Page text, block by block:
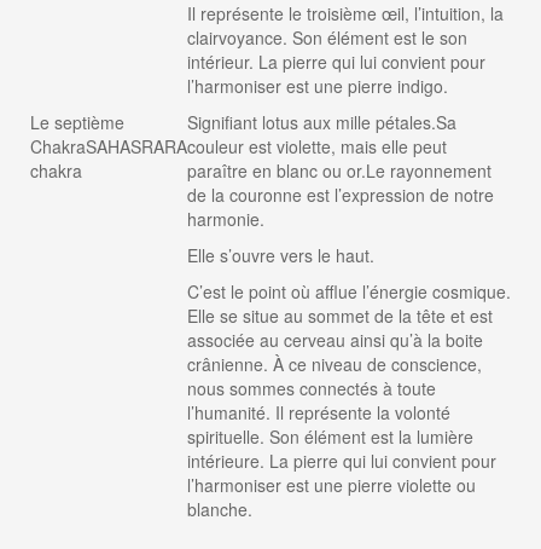
Il représente le troisième œil, l’intuition, la
clairvoyance. Son élément est le son
intérieur. La pierre qui lui convient pour
l’harmoniser est une pierre indigo.
Le septième
ChakraSAHASRARA
chakra
Signifiant lotus aux mille pétales.Sa
couleur est violette, mais elle peut
paraître en blanc ou or.Le rayonnement
de la couronne est l’expression de notre
harmonie.
Elle s’ouvre vers le haut.
C’est le point où afflue l’énergie cosmique.
Elle se situe au sommet de la tête et est
associée au cerveau ainsi qu’à la boite
crânienne. À ce niveau de conscience,
nous sommes connectés à toute
l’humanité. Il représente la volonté
spirituelle. Son élément est la lumière
intérieure. La pierre qui lui convient pour
l’harmoniser est une pierre violette ou
blanche.